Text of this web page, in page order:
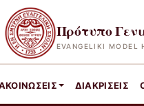
Πρότυπο
EVANGELIKI MODEL
ΔΙΑΚΡΊΣΕΙΣ